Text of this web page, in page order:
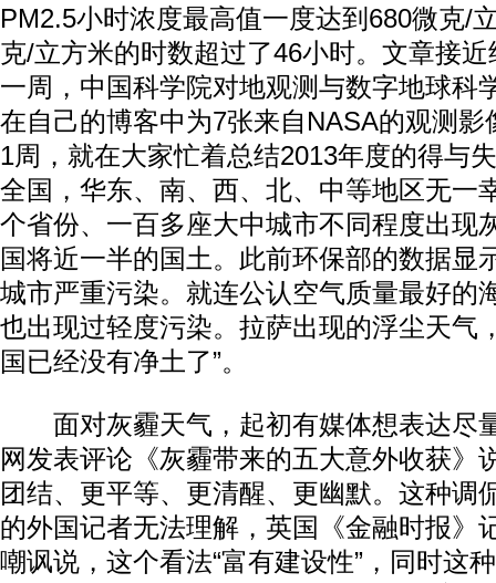
PM2.5小时浓度最高值一度达到680微克/
克/立方米的时数超过了46小时。文章接
一周，中国科学院对地观测与数字地球科
在自己的博客中为7张来自NASA的观测影
1周，就在大家忙着总结2013年度的得与
全国，华东、南、西、北、中等地区无
个省份、一百多座大中城市不同程度出现
国将近一半的国土。此前环保部的数据显
城市严重污染。就连公认空气质量最好的
也出现过轻度污染。拉萨出现的浮尘天气
国已经没有净土了”。
面对灰霾天气，起初有媒体想表达尽
网发表评论《灰霾带来的五大意外收获》
团结、更平等、更清醒、更幽默。这种调
的外国记者无法理解，英国《金融时报》
嘲讽说，这个看法“富有建设性”，同时这